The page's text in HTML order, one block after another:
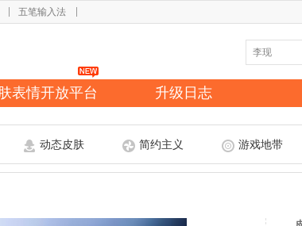
五笔输入法
表情开放平台 升级日志
动态皮肤 简约主义 游戏地带